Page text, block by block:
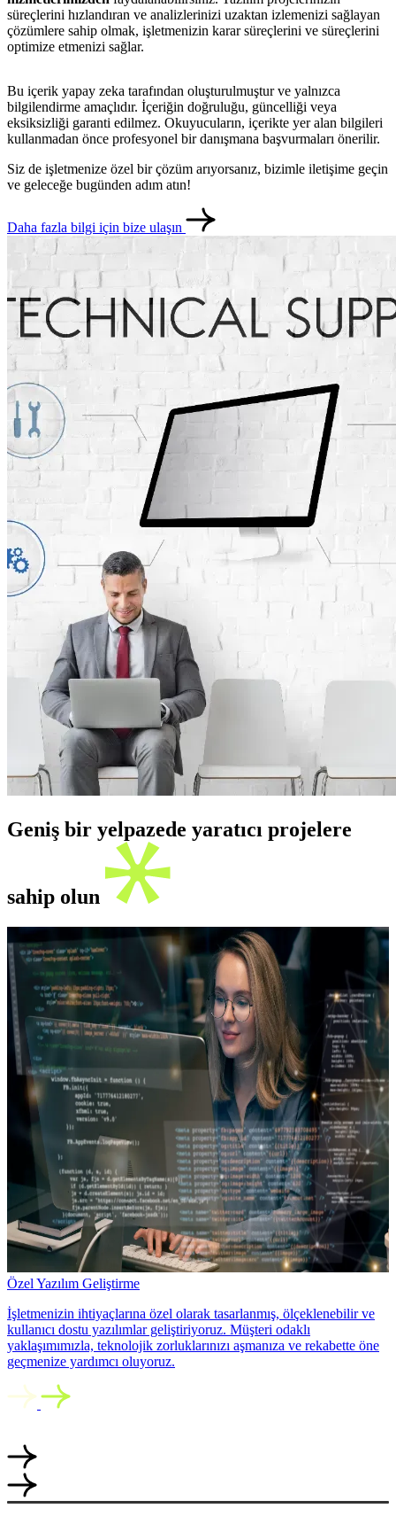
süreçlerini hızlandıran ve analizlerinizi uzaktan izlemenizi sağlayan
çözümlere sahip olmak, işletmenizin karar süreçlerini ve süreçlerini
optimize etmenizi sağlar.
Bu içerik yapay zeka tarafından oluşturulmuştur ve yalnızca
bilgilendirme amaçlıdır. İçeriğin doğruluğu, güncelliği veya
eksiksizliği garanti edilmez. Okuyucuların, içerikte yer alan bilgileri
kullanmadan önce profesyonel bir danışmana başvurmaları önerilir.
Siz de işletmenize özel bir çözüm arıyorsanız, bizimle iletişime geçin
ve geleceğe bugünden adım atın!
Daha fazla bilgi için bize ulaşın
Geniş bir yelpazede yaratıcı projelere
sahip olun
Özel Yazılım Geliştirme
İşletmenizin ihtiyaçlarına özel olarak tasarlanmış, ölçeklenebilir ve
kullanıcı dostu yazılımlar geliştiriyoruz. Müşteri odaklı
yaklaşımımızla, teknolojik zorluklarınızı aşmanıza ve rekabette öne
geçmenize yardımcı oluyoruz.